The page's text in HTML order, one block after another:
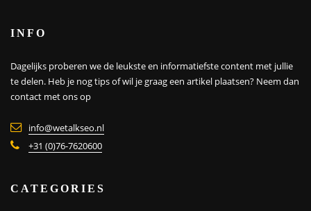
INFO
Dagelijks proberen we de leukste en informatiefste content met jullie
te delen. Heb je nog tips of wil je graag een artikel plaatsen? Neem dan
contact met ons op
info@wetalkseo.nl
+31 (0)76-7620600
CATEGORIES